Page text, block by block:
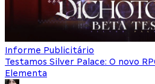
Informe Publicitário
Testamos Silver Palace: O novo
Elementa